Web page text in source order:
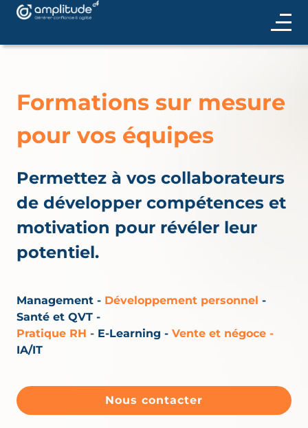
Formations sur mesure
pour vos équipes
Permettez à vos collaborateurs
de développer compétences et
motivation pour révéler leur
potentiel.
Management - Développement personnel -
Santé et QVT -
Pratique RH - E-Learning - Vente et négoce -
IA/IT
Nous contacter